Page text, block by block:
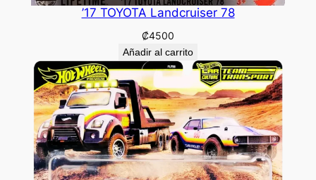
’17 TOYOTA Landcruiser 78
₡4500
Añadir al carrito